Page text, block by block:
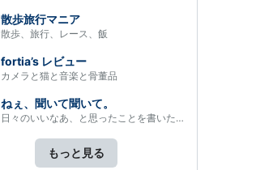
散歩旅行マニア
散歩、旅行、レース、飯
fortia’s レビュー
カメラと猫と音楽と骨董品
ねぇ、聞いて聞いて。
日々のいいなあ、と思ったことを書いたり弱音を吐いたりするブログ…
もっと見る